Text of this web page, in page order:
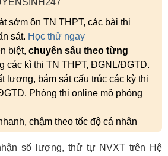
sớm ôn TN THPT, các bài thi
sát. Học thử ngay
biệt, chuyên sâu theo từng
các kì thi TN THPT, ĐGNL/ĐGTD.
lượng, bám sát cấu trúc các kỳ thi
Phòng thi online mô phỏng
chậm theo tốc độ cá nhân
số lượng, thử tự NVXT trên Hệ